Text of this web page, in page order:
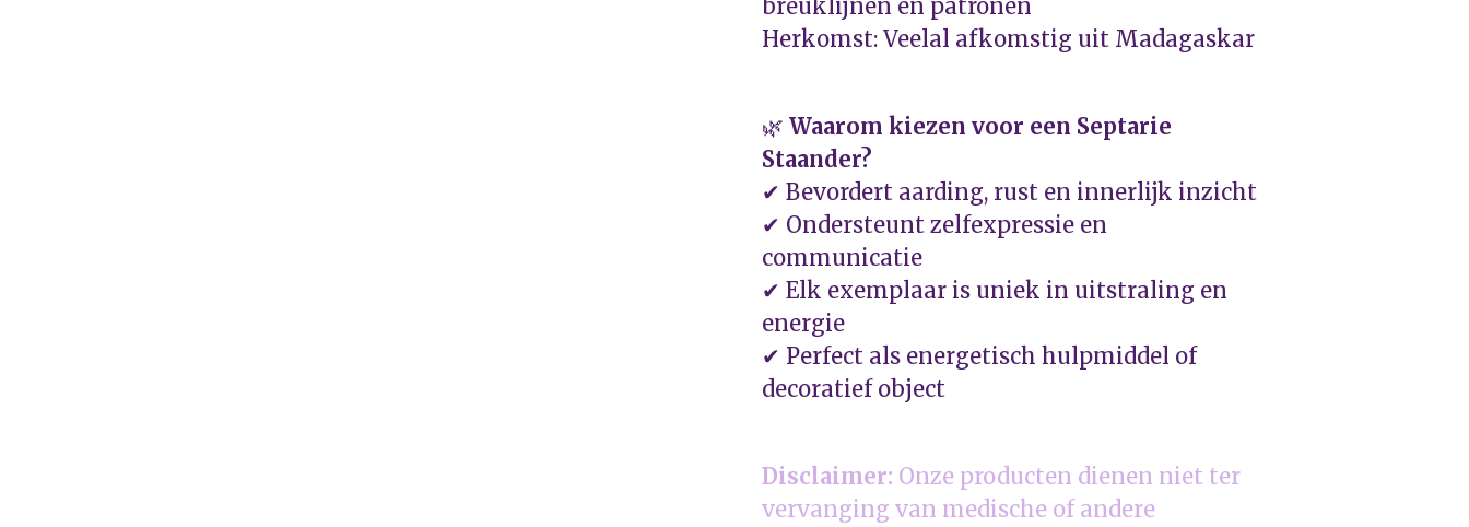
breuklijnen en patronen
Herkomst: Veelal afkomstig uit Madagaskar
🌿 Waarom kiezen voor een Septarie
Staander?
✔ Bevordert aarding, rust en innerlijk inzicht
✔ Ondersteunt zelfexpressie en
communicatie
✔ Elk exemplaar is uniek in uitstraling en
energie
✔ Perfect als energetisch hulpmiddel of
decoratief object
Disclaimer: Onze producten dienen niet ter
vervanging van medische of andere